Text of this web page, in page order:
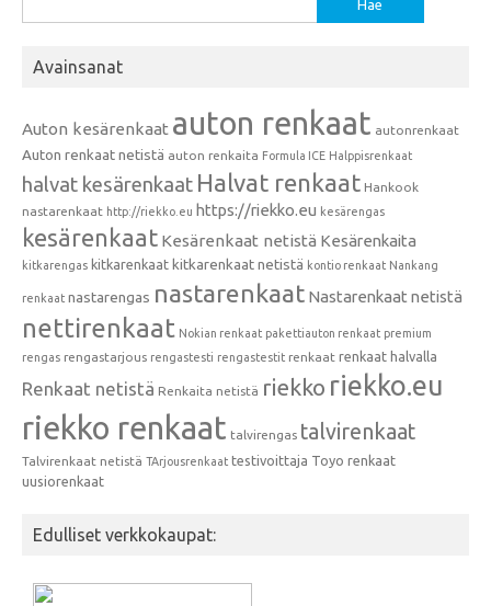
Avainsanat
Auton kesärenkaat auton renkaat autonrenkaat
Auton renkaat netistä auton renkaita Formula ICE Halppisrenkaat
halvat kesärenkaat Halvat renkaat Hankook
nastarenkaat http://riekko.eu https://riekko.eu kesärengas
kesärenkaat Kesärenkaat netistä Kesärenkaita
kitkarengas kitkarenkaat kitkarenkaat netistä kontio renkaat Nankang
renkaat nastarengas nastarenkaat Nastarenkaat netistä
nettirenkaat Nokian renkaat pakettiauton renkaat premium
rengas rengastarjous rengastesti rengastestit renkaat renkaat halvalla
Renkaat netistä Renkaita netistä riekko riekko.eu
riekko renkaat talvirengas talvirenkaat
Talvirenkaat netistä TArjousrenkaat testivoittaja Toyo renkaat
uusiorenkaat
Edulliset verkkokaupat: